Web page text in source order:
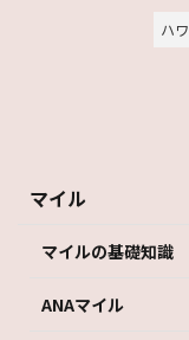
ハ
マイル
マイルの基礎知識
ANAマイル